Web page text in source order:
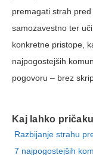
premagati strah
samozavestno ter
konkretne pristope,
najpogostejših
pogovoru – brez
Kaj lahko
Razbijanje strahu
7 najpogostejših